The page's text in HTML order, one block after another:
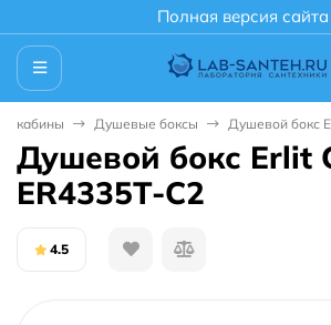
Полная версия сайта
кабины Душевые боксы Душевой бокс
Душевой бокс Erlit
ER4335T-C2
4.5